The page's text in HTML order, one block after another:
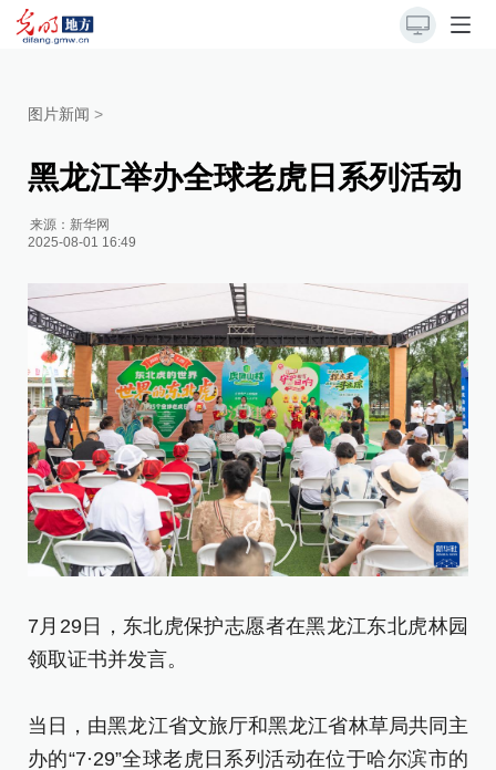
图片新闻 >
黑龙江举办全球老虎日系列活动
来源： 新华网
2025-08-01 16:49
7月29日，东北虎保护志愿者在黑龙江东北虎林园
领取证书并发言。
当日，由黑龙江省文旅厅和黑龙江省林草局共同主
办的“7·29”全球老虎日系列活动在位于哈尔滨市的